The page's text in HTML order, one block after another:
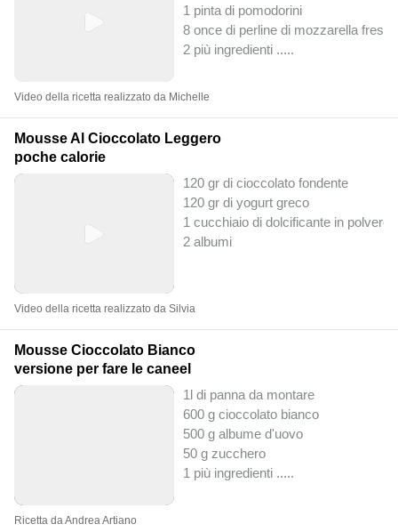
1 pinta di pomodorini
8 once di perline di mozzarella fresca
2 più ingredienti .....
Video della ricetta realizzato da Michelle
Mousse Al Cioccolato Leggero
poche calorie
120 gr di cioccolato fondente
120 gr di yogurt greco
1 cucchiaio di dolcificante in polvere
2 albumi
Video della ricetta realizzato da Silvia
Mousse Cioccolato Bianco
versione per fare le caneel
1l di panna da montare
600 g cioccolato bianco
500 g albume d'uovo
50 g zucchero
1 più ingredienti .....
Ricetta da Andrea Artiano